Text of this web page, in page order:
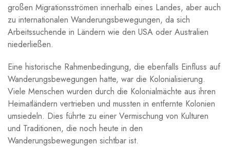
großen ‍Migrationsströmen innerhalb eines Landes, aber auch
zu internationalen Wanderungsbewegungen, ⁤da ⁤sich
Arbeitssuchende ⁤in Ländern wie den USA ‌oder Australien
⁤niederließen.
Eine historische Rahmenbedingung, die‍ ebenfalls⁣ Einfluss auf
Wanderungsbewegungen hatte, ⁢war die ⁢Kolonialisierung.
Viele⁤ Menschen wurden ⁢durch die Kolonialmächte​ aus ihren
Heimatländern‍ vertrieben ⁤und ​mussten in entfernte Kolonien
⁤umsiedeln. Dies ⁤führte zu⁤ einer Vermischung von ‍Kulturen
und Traditionen,‍ die noch heute in den
⁢Wanderungsbewegungen sichtbar ‌ist.